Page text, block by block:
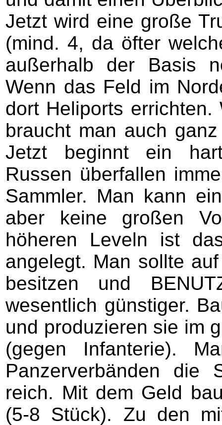
Jetzt wird eine große
(mind. 4, da öfter
außerhalb der Basis
Wenn das Feld im
dort Heliports
braucht man auch
Jetzt beginnt ein
Russen überfallen
Sammler. Man kann
aber keine großen
höheren Leveln ist
angelegt. Man sollte
besitzen und
wesentlich günstiger.
und produzieren sie im
(gegen Infanterie).
Panzerverbänden die
reich. Mit dem Geld
(5-8 Stück). Zu den